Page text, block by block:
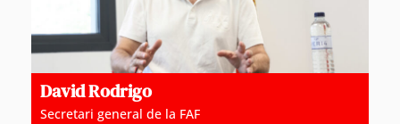
David Rodrigo
Secretari general de la FAF